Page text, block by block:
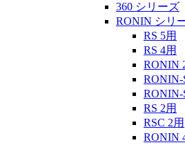
360 シリーズ
RONIN シリ
RS 5用
RS 4用
RONIN
RONIN-
RONIN-
RS 2用
RSC 2用
RONIN